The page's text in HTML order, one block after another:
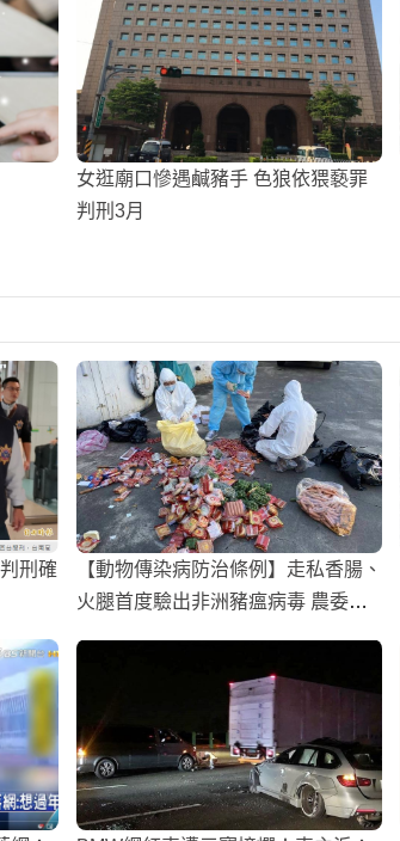
女逛廟口慘遇鹹豬手 色狼依猥褻罪
判刑3月
刑確
【動物傳染病防治條例】走私香腸、
火腿首度驗出非洲豬瘟病毒 農委會